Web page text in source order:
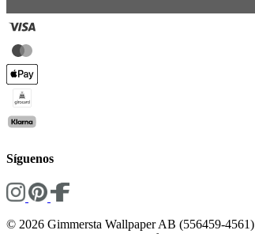
Síguenos
© 2026 Gimmersta Wallpaper AB (556459-4561)